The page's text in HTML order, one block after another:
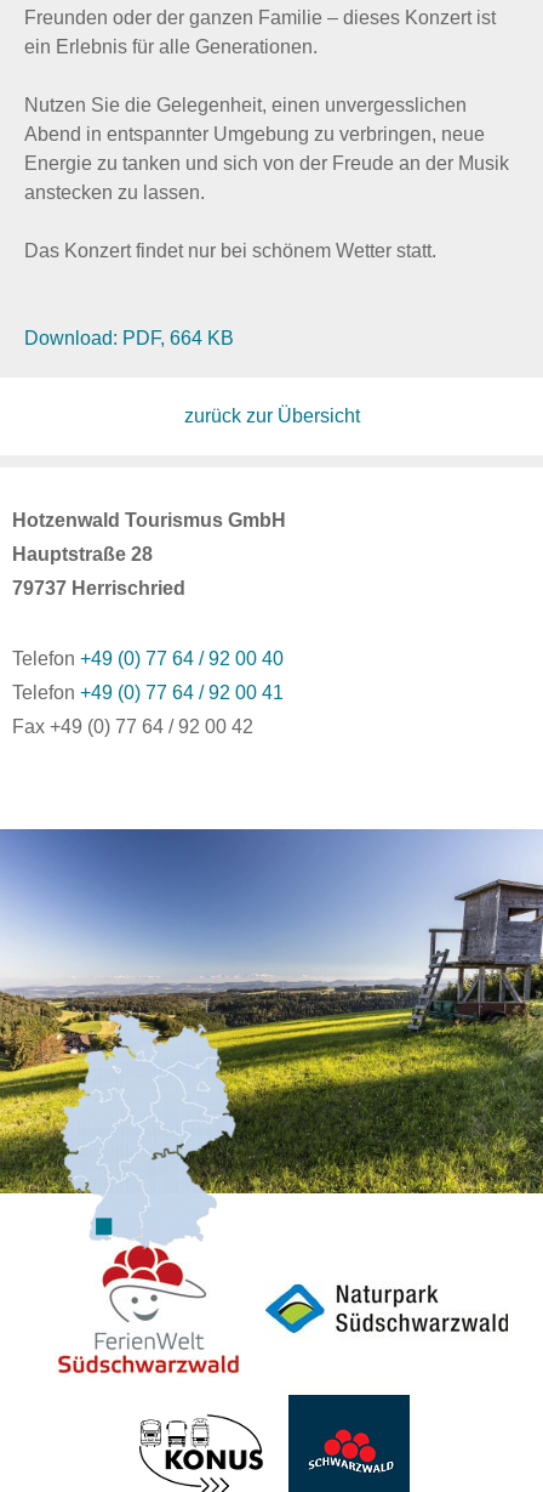
Freunden oder der ganzen Familie – dieses Konzert ist
ein Erlebnis für alle Generationen.
Nutzen Sie die Gelegenheit, einen unvergesslichen
Abend in entspannter Umgebung zu verbringen, neue
Energie zu tanken und sich von der Freude an der Musik
anstecken zu lassen.
Das Konzert findet nur bei schönem Wetter statt.
Download: PDF, 664 KB
zurück zur Übersicht
Hotzenwald Tourismus GmbH
Hauptstraße 28
79737 Herrischried
Telefon +49 (0) 77 64 / 92 00 40
Telefon +49 (0) 77 64 / 92 00 41
Fax +49 (0) 77 64 / 92 00 42